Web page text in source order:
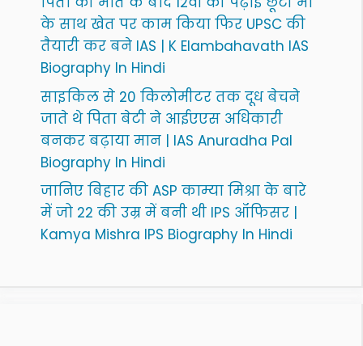
के साथ खेत पर काम किया फिर UPSC की
तैयारी कर बने IAS | K Elambahavath IAS
Biography In Hindi
साइकिल से 20 किलोमीटर तक दूध बेचने
जाते थे पिता बेटी ने आईएएस अधिकारी
बनकर बढ़ाया मान | IAS Anuradha Pal
Biography In Hindi
जानिए बिहार की ASP काम्या मिश्रा के बारे
में जो 22 की उम्र में बनी थी IPS ऑफिसर |
Kamya Mishra IPS Biography In Hindi